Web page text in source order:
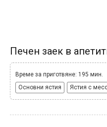
Печен заек в
Време за приготвяне: 195 мин.
Основни ястия
Ястия с